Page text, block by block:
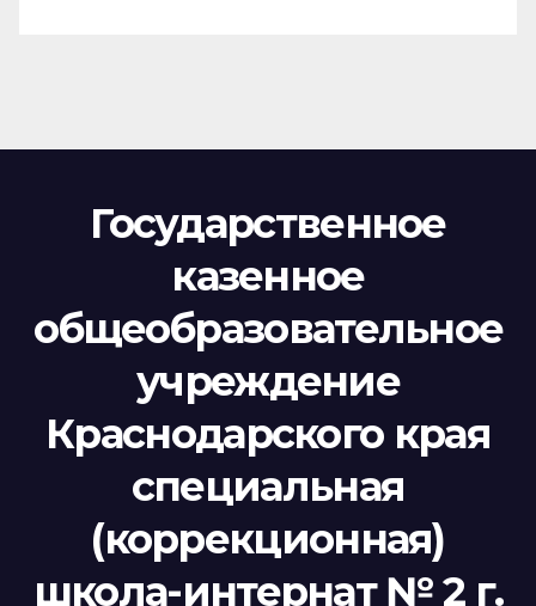
Государственное
казенное
общеобразовательное
учреждение
Краснодарского края
специальная
(коррекционная)
школа-интернат № 2 г.